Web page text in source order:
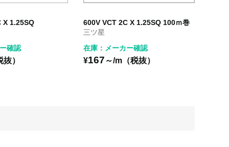
X 1.25SQ
確認
）
600V VCT 2C X 1.25SQ 100ｍ巻
三ツ星
在庫：メーカー確認
¥167 ～/m（税抜）